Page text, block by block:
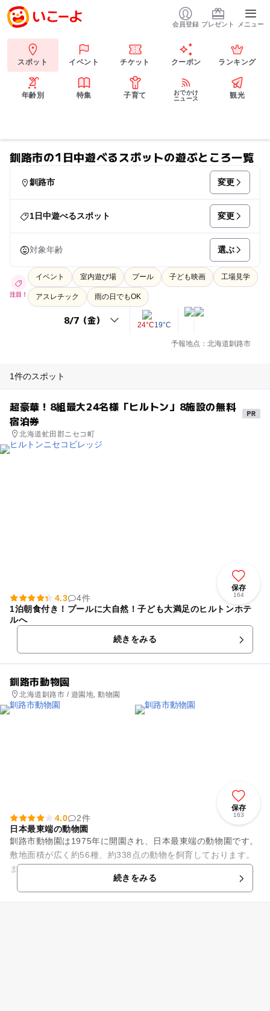
会員登録 プレゼント メニュー
スポット イベント チケット クーポン ランキング
年齢別 特集 子育て
おでかけ
ニュース
観光
釧路市の1日中遊べるスポットの遊ぶところ一覧
釧路市 変更
1日中遊べるスポット 変更
対象年齢 選ぶ
注目！
イベント 室内遊び場 プール 子ども映画 工場見学
アスレチック 雨の日でもOK
24°C19°C
予報地点：北海道釧路市
1件のスポット
超豪華！8組最大24名様「ヒルトン」8施設の無料
宿泊券
北海道虻田郡ニセコ町
保存
164
4.3
4件
1泊朝食付き！プールに大自然！子ども大満足のヒルトンホテ
ルへ
続きをみる
釧路市動物園
北海道釧路市 / 遊園地, 動物園
保存
163
4.0
2件
日本最東端の動物園
釧路市動物園は1975年に開園され、日本最東端の動物園です。
敷地面積が広く約56種、約338点の動物を飼育しております。
また絶滅の危機に瀕している天然記念物シマフクロウを飼育し
続きをみる